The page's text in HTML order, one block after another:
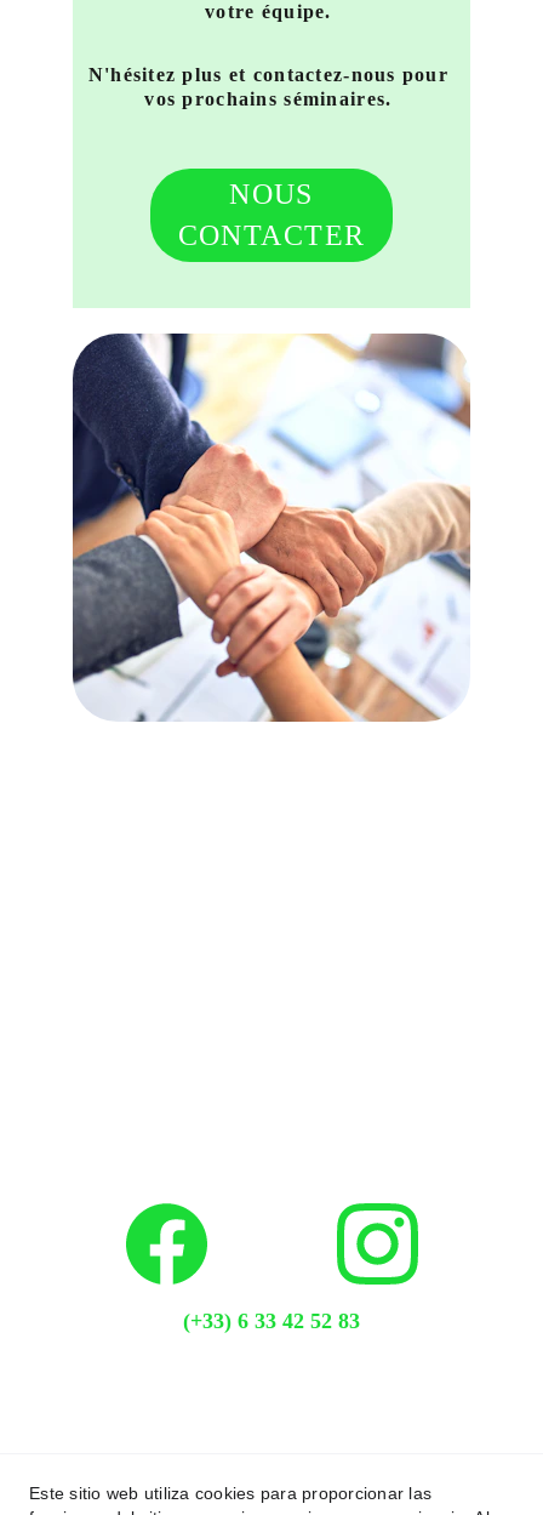
votre équipe.
N'hésitez plus et contactez-nous pour
vos prochains séminaires.
NOUS
CONTACTER
(+33) 6 33 42 52 83
L 'HANGAR LIEU DITS "LES FENALS"
Este sitio web utiliza cookies para proporcionar las